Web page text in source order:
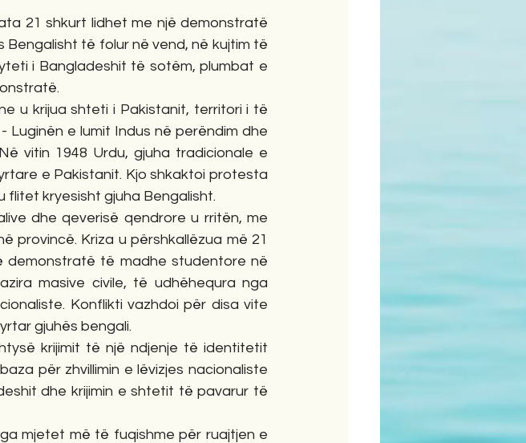
21 shkurt lidhet me një demonstratë
të folur në vend, në kujtim të
i Bangladeshit të sotëm, plumbat e
u krijua shteti i Pakistanit, territori i të
e lumit Indus në perëndim dhe
vitin 1948 Urdu, gjuha tradicionale e
e Pakistanit. Kjo shkaktoi protesta
flitet kryesisht gjuha Bengalisht.
dhe qeverisë qendrore u rritën, me
Kriza u përshkallëzua më 21
demonstratë të madhe studentore në
masive civile, të udhëhequra nga
Konflikti vazhdoi për disa vite
gjuhës bengali.
krijimit të një ndjenje të identitetit
për zhvillimin e lëvizjes nacionaliste
dhe krijimin e shtetit të pavarur të
mjetet më të fuqishme për ruajtjen e